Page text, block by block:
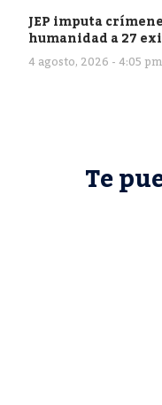
JEP imputa
humanidad a 27
4 agosto, 2026 - 4:05 pm
Te